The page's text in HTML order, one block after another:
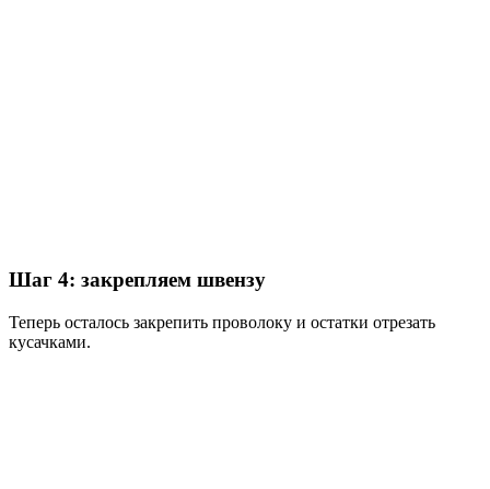
Шаг 4: закрепляем швензу
Теперь осталось закрепить проволоку и остатки отрезать
кусачками.